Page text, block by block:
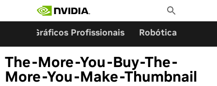
Toggle
Search
Gráficos Profissionais Robótica
The-More-You-Buy-The-
More-You-Make-Thumbnail